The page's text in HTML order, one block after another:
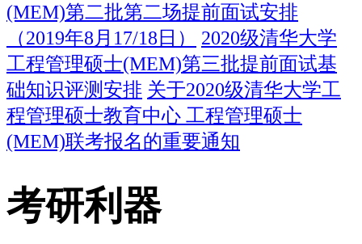
(MEM)第二批第二场提前面试安排
（2019年8月17/18日）
2020级清华大学
工程管理硕士(MEM)第三批提前面试基
础知识评测安排 关于2020级清华大学工
程管理硕士教育中心 工程管理硕士
(MEM)联考报名的重要通知
考研利器